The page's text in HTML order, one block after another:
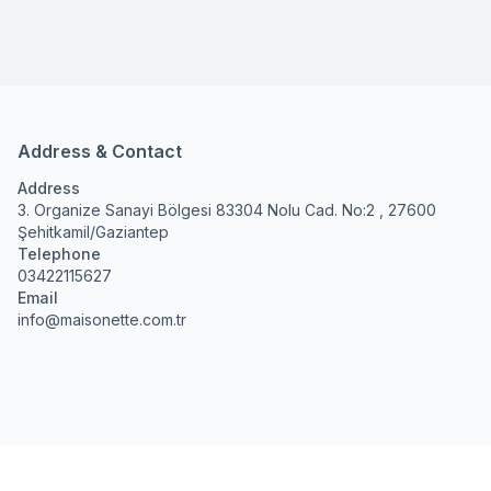
Address & Contact
Address
3. Organize Sanayi Bölgesi 83304 Nolu Cad. No:2 , 27600
Şehitkamil/Gaziantep
Telephone
03422115627
Email
info@maisonette.com.tr